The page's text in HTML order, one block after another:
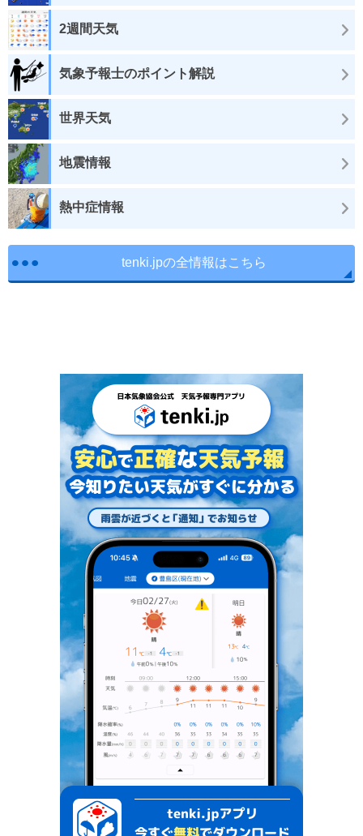
2週間天気
気象予報士のポイント解説
世界天気
地震情報
熱中症情報
tenki.jpの全情報はこちら